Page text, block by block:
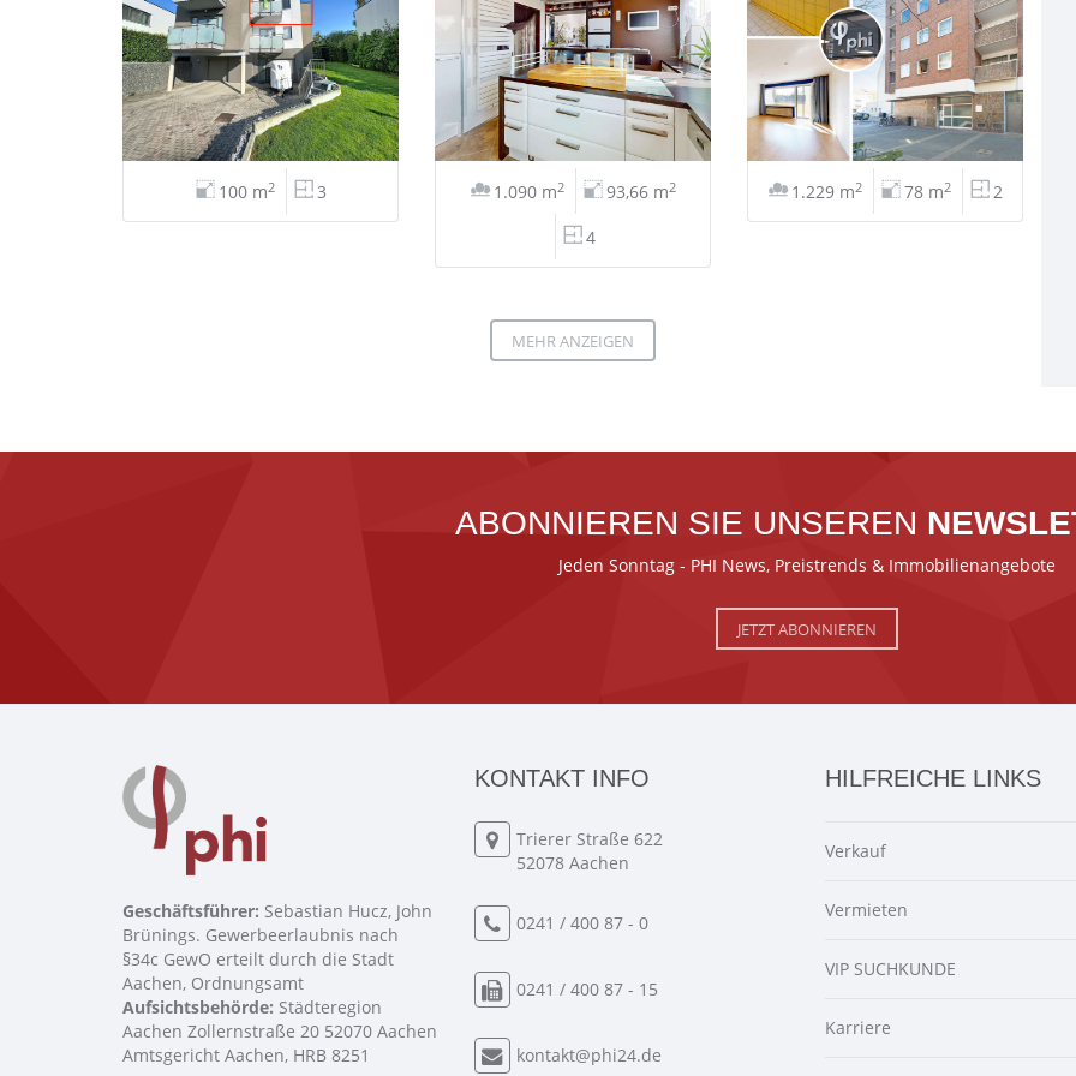
100 m2 3 1.090 m2 93,66 m2
4
1.229 m2 78 m2 2
MEHR ANZEIGEN
ABONNIEREN SIE UNSEREN
Jeden Sonntag - PHI News, Preistrends & Immobilienangebote
JETZT ABONNIEREN
Geschäftsführer: Sebastian Hucz, John
Brünings. Gewerbeerlaubnis nach
§34c GewO erteilt durch die Stadt
Aachen, Ordnungsamt
Aufsichtsbehörde: Städteregion
Aachen Zollernstraße 20 52070 Aachen
Amtsgericht Aachen, HRB 8251
KONTAKT INFO
Trierer Straße 622
52078 Aachen
0241 / 400 87 - 0
0241 / 400 87 - 15
kontakt@phi24.de
HILFREICHE LINKS
Verkauf
Vermieten
VIP SUCHKUNDE
Karriere